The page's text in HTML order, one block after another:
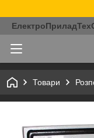
Товари